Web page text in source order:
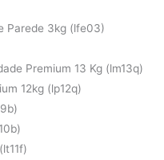
Parede 3kg (lfe03)
Premium 13 Kg (lm13q)
12kg (lp12q)